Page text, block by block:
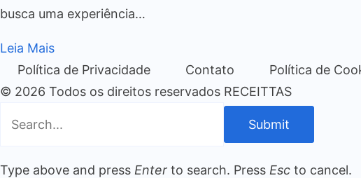
busca uma experiência…
Leia Mais
Política de Privacidade
Contato Política de
© 2026 Todos os direitos reservados RECEITTAS
Submit
Type above and press Enter to search. Press Esc to cancel.